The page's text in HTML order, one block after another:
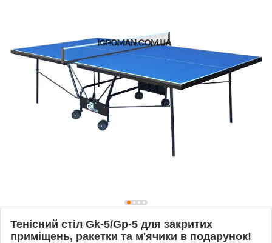
Тенісний стіл Gk-5/Gp-5 для закритих
приміщень, ракетки та м'ячики в подарунок!